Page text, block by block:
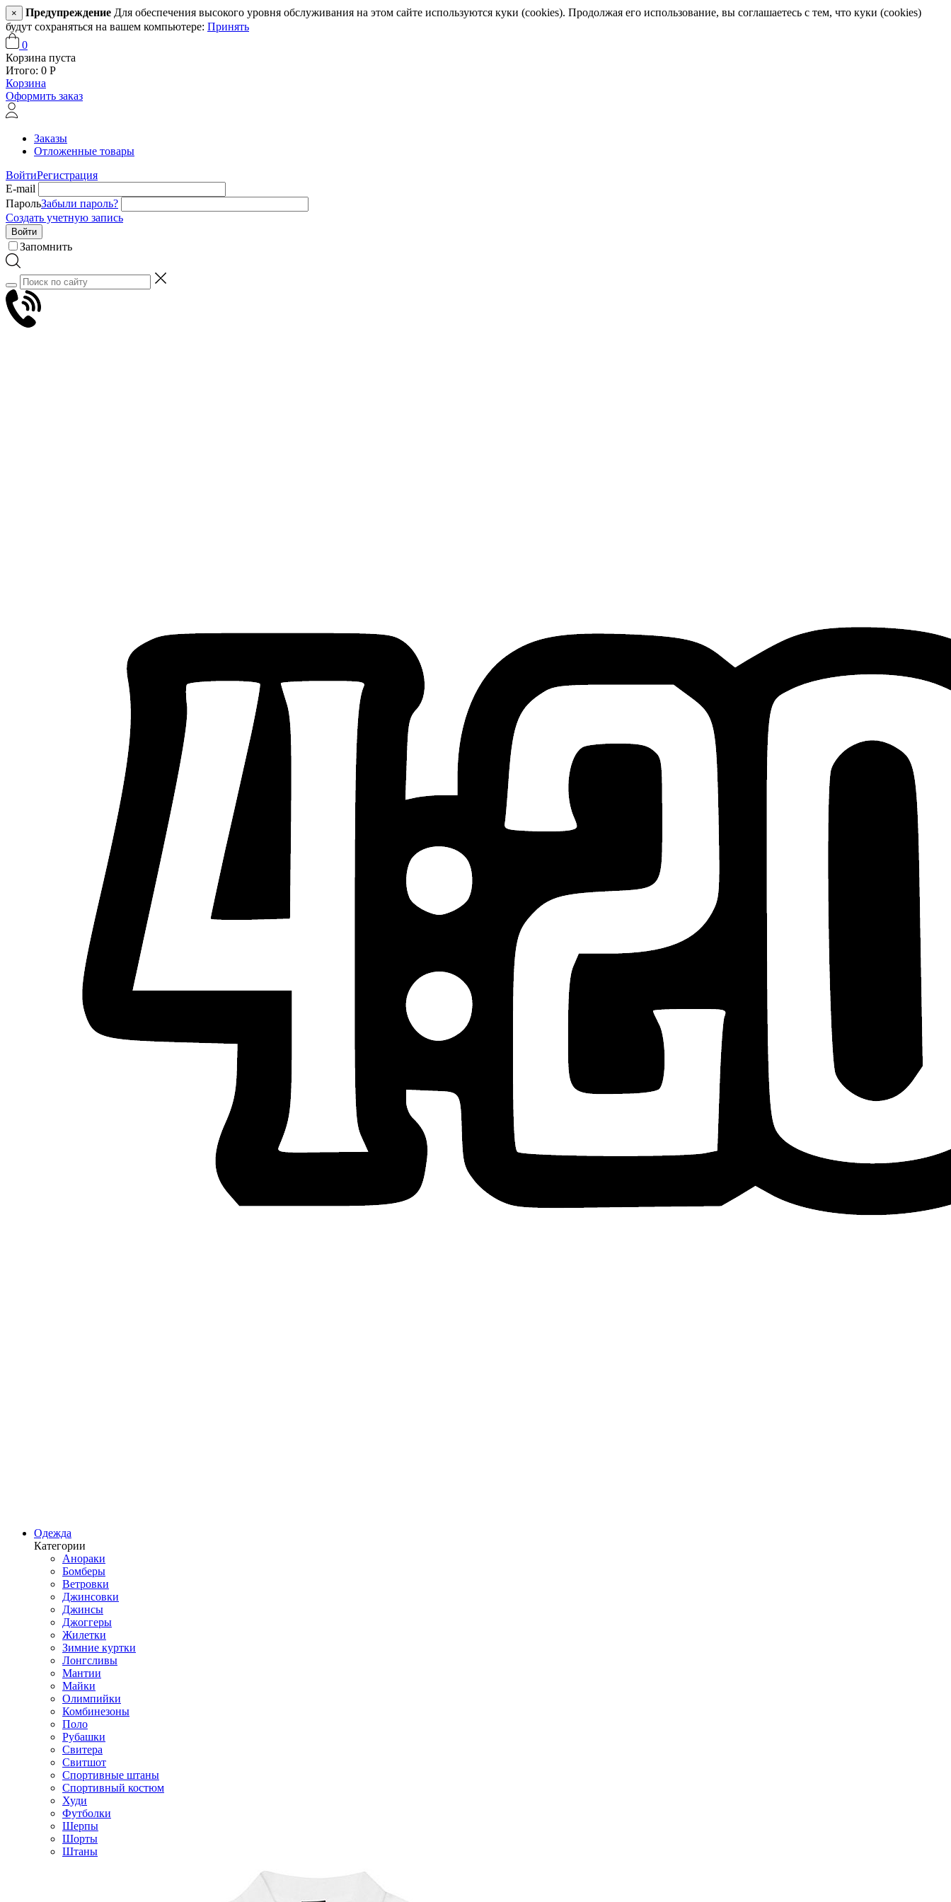
× Предупреждение Для обеспечения высокого уровня обслуживания на этом сайте используются куки (cookies). Продолжая его использование, вы соглашаетесь с тем, что куки (cookies)
будут сохраняться на вашем компьютере: Принять
0
Корзина пуста
Итого: 0 Р
Корзина
Оформить заказ
Заказы
Отложенные товары
ВойтиРегистрация
E-mail
ПарольЗабыли пароль?
Создать учетную запись
Войти
Запомнить
Одежда
Категории
Анораки
Бомберы
Ветровки
Джинсовки
Джинсы
Джоггеры
Жилетки
Зимние куртки
Лонгсливы
Мантии
Майки
Олимпийки
Комбинезоны
Поло
Рубашки
Свитера
Свитшот
Спортивные штаны
Спортивный костюм
Худи
Футболки
Шерпы
Шорты
Штаны